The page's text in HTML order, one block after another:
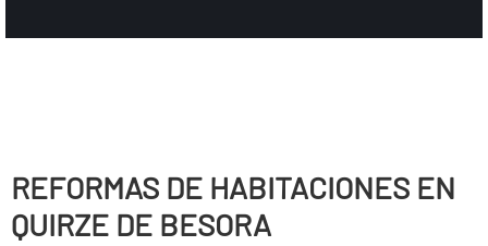
REFORMAS DE HABITACIONES EN
QUIRZE DE BESORA